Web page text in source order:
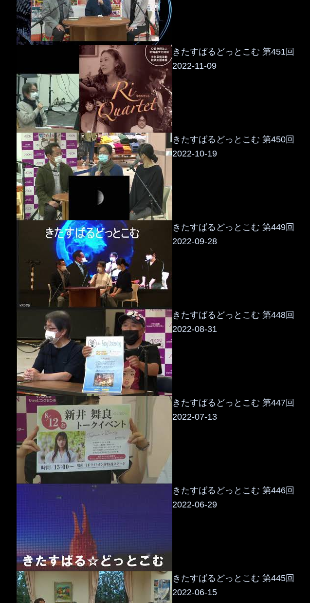
きたすばるどっとこむ 第451回
2022-11-09
きたすばるどっとこむ 第450回
2022-10-19
きたすばるどっとこむ 第449回
2022-09-28
きたすばるどっとこむ 第448回
2022-08-31
きたすばるどっとこむ 第447回
2022-07-13
きたすばるどっとこむ 第446回
2022-06-29
きたすばるどっとこむ 第445回
2022-06-15